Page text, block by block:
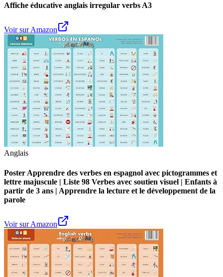
Affiche éducative anglais irregular verbs A3
Voir sur Amazon
Anglais
Poster Apprendre des verbes en espagnol avec pictogrammes et
lettre majuscule | Liste 98 Verbes avec soutien visuel | Enfants à
partir de 3 ans | Apprendre la lecture et le développement de la
parole
Voir sur Amazon